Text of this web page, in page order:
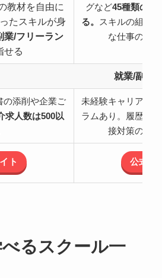
教材を自由に
たスキルが身
業/フリーラン
せる
グなど45種類の職
る。 スキルの組み
な仕事の可
就業/副業
の添削や企業ご
求人数は500以
未経験キャリアチ
ラムあり。履歴書
接対策のサ
ト 公式サ
るスクール一